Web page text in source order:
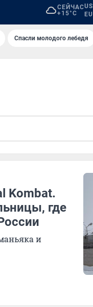
СЕЙЧАС
+15°C
Спасли молодого лебедя
Kombat.
где
и